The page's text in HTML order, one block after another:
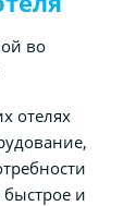
во
отелях
быстрое и